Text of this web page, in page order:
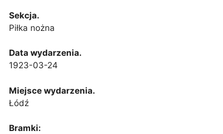
Sekcja.
Piłka nożna
Data wydarzenia.
1923-03-24
Miejsce wydarzenia.
Łódź
Bramki: